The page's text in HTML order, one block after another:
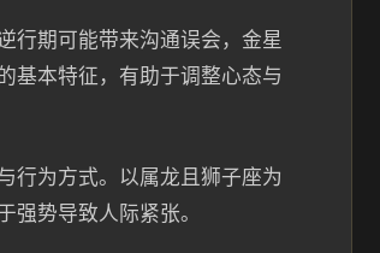
行期可能带来沟通误会，金星
基本特征，有助于调整心态与
行为方式。以属龙且狮子座为
势导致人际紧张。